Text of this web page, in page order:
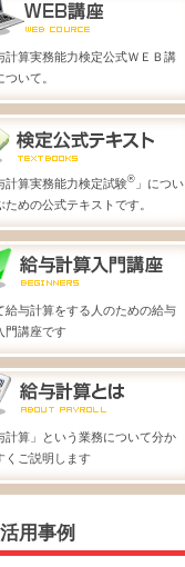
計算実務能力検定公式ＷＥＢ講
ついて。
計算実務能力検定試験® 」につい
ための公式テキストです。
給与計算をする人のための給与
門講座です
計算」という業務について分か
くご説明します
用事例